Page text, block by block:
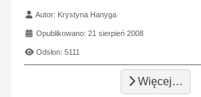
Szczegóły
Autor: Krystyna Hanyga
Opublikowano: 21 sierpień 2008
Odsłon: 5111
Więcej…